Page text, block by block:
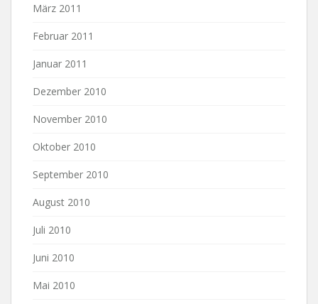
März 2011
Februar 2011
Januar 2011
Dezember 2010
November 2010
Oktober 2010
September 2010
August 2010
Juli 2010
Juni 2010
Mai 2010